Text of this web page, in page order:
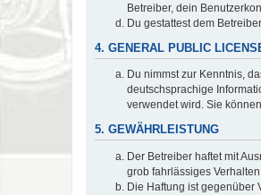
Betreiber, dein
Du gestattest dem
4. GENERAL PUBLIC
Du nimmst zur Kenntnis,
deutschsprachige
verwendet wird. Sie
5. GEWÄHRLEISTUNG
Der Betreiber haftet mit
grob fahrlässiges
Die Haftung ist gegenüber